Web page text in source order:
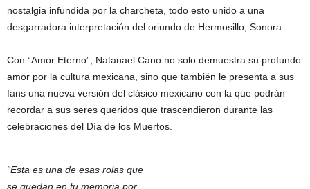
nostalgia infundida por la charcheta, todo esto unido a una
desgarradora interpretación del oriundo de Hermosillo, Sonora.
Con “Amor Eterno”, Natanael Cano no solo demuestra su profundo
amor por la cultura mexicana, sino que también le presenta a sus
fans una nueva versión del clásico mexicano con la que podrán
recordar a sus seres queridos que trascendieron durante las
celebraciones del Día de los Muertos.
“Esta es una de esas rolas que
se quedan en tu memoria por